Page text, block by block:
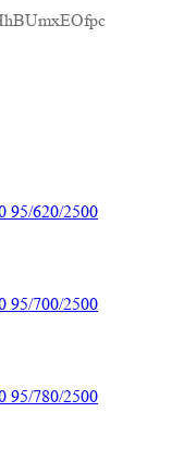
95/620/2500
95/700/2500
95/780/2500